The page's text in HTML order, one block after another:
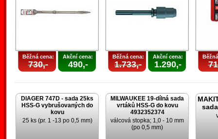
Běžná cena:
730,-
Akční cena:
490,-
Běžná cena:
1.733,-
Akční cena:
1.290,-
DIAGER 747D - sada 25ks
HSS-G vybrušovaných do
kovu
25 ks (pr. 1 -13 po 0,5 mm)
MILWAUKEE 19-dílná sada
vrtáků HSS-G do kovu
4932352374
válcová stopka; 1,0 - 10 mm
(po 0,5 mm)